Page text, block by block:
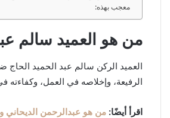
معجب بهذه:
من هو العميد سالم
العميد الركن سالم عبد الحميد الحاج
الرفيعة، وإخلاصه في العمل، وكفاءته
اقرأ أيضًا: من هو عبدالرحمن الديحاني